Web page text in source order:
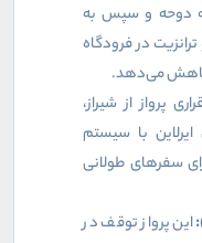
به دوحه و سپس به
۵ ستاره و ترانزیت در فرودگاه
کاهش می‌دهد.
پرواز از شیراز،
با سیستم
سفرهای طولانی
این پرواز توقف در